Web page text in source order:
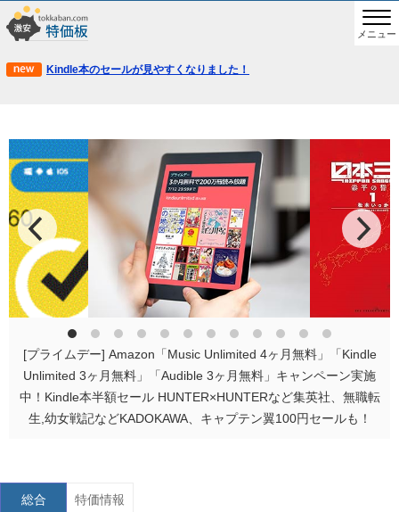
メニュー
Kindle本のセールが見やすくなりました！
[プライムデー] Amazon「Music Unlimited 4ヶ月無料」「Kindle
Unlimited 3ヶ月無料」「Audible 3ヶ月無料」キャンペーン実施
中！Kindle本半額セール HUNTER×HUNTERなど集英社、無職転
生,幼女戦記などKADOKAWA、キャプテン翼100円セールも！
総合 特価情報